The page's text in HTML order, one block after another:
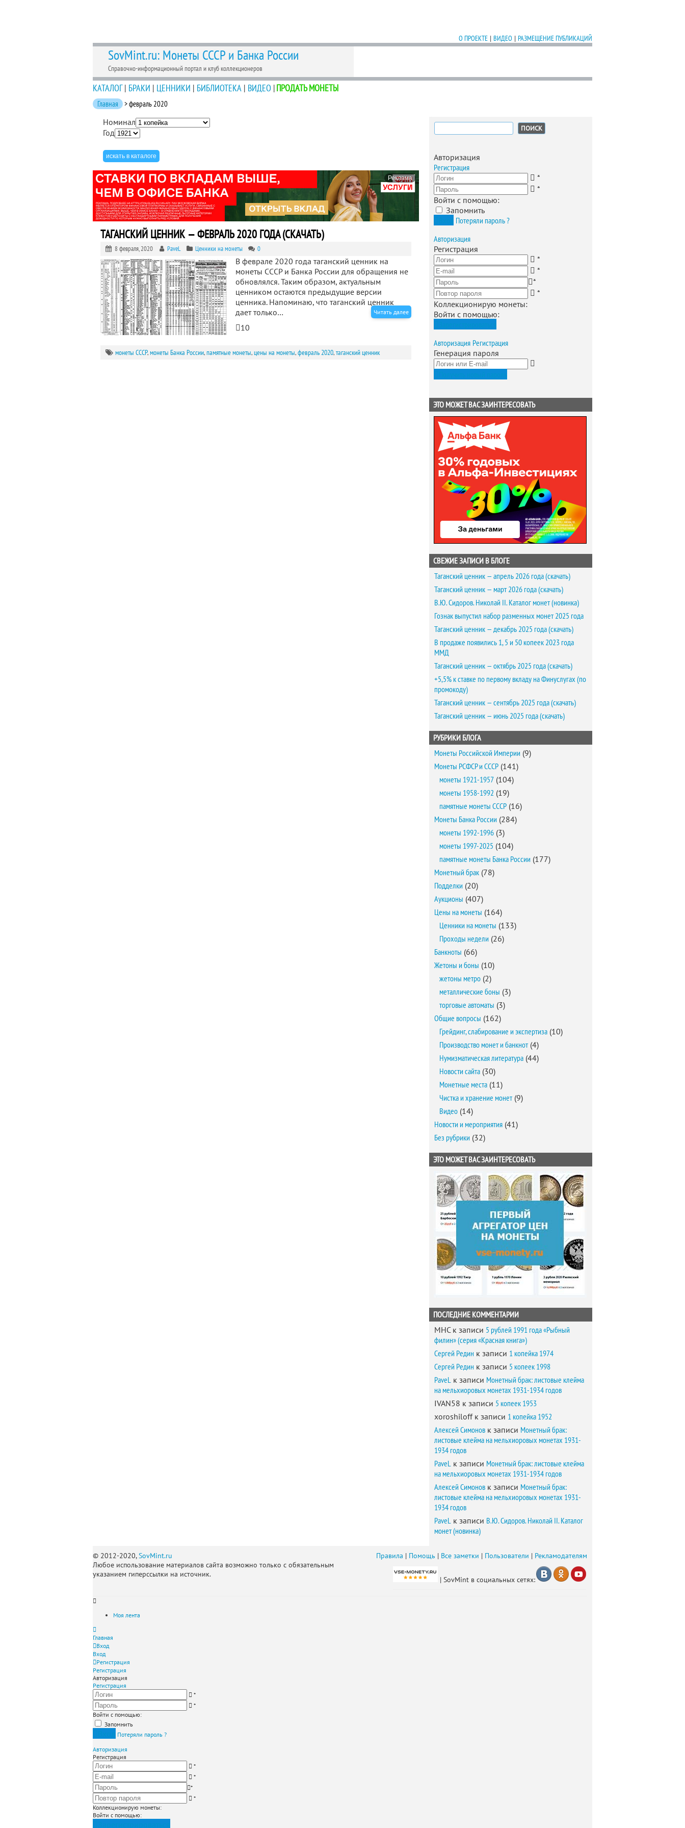
О ПРОЕКТЕ | ВИДЕО | РАЗМЕЩЕНИЕ ПУБЛИКАЦИЙ
SovMint.ru: Монеты СССР и Банка России
Справочно-информационный портал и клуб коллекционеров
КАТАЛОГ| БРАКИ | ЦЕННИКИ | БИБЛИОТЕКА | ВИДЕО |ПРОДАТЬ МОНЕТЫ
Главная > февраль 2020
Номинал
Год
Реклама
ТАГАНСКИЙ ЦЕННИК — ФЕВРАЛЬ 2020 ГОДА (СКАЧАТЬ)
8 февраля, 2020 PaveL Ценники на монеты 0
В феврале 2020 года таганский ценник на
монеты СССР и Банка России для обращения не
обновлялся. Таким образом, актуальным
ценником остаются предыдущие версии
ценника. Напоминаю, что таганский ценник
дает только…
10
Читать далее
монеты СССР,монеты Банка России,памятные монеты,цены на монеты,февраль 2020,таганский ценник
Найти:
Авторизация
Регистрация
*
*
Войти с помощью:
Запомнить
Потеряли пароль ?
Авторизация
Регистрация
*
*
*
*
Коллекционирую монеты:
Войти с помощью:
Авторизация Регистрация
Генерация пароля
ЭТО МОЖЕТ ВАС ЗАИНТЕРЕСОВАТЬ
СВЕЖИЕ ЗАПИСИ В БЛОГЕ
Таганский ценник — апрель 2026 года (скачать)
Таганский ценник — март 2026 года (скачать)
В.Ю. Сидоров. Николай II. Каталог монет (новинка)
Гознак выпустил набор разменных монет 2025 года
Таганский ценник — декабрь 2025 года (скачать)
В продаже появились 1, 5 и 50 копеек 2023 года
ММД
Таганский ценник — октябрь 2025 года (скачать)
+5,5% к ставке по первому вкладу на Финуслугах (по
промокоду)
Таганский ценник — сентябрь 2025 года (скачать)
Таганский ценник — июнь 2025 года (скачать)
РУБРИКИ БЛОГА
Монеты Российской Империи (9)
Монеты РСФСР и СССР (141)
монеты 1921-1957 (104)
монеты 1958-1992 (19)
памятные монеты СССР (16)
Монеты Банка России (284)
монеты 1992-1996 (3)
монеты 1997-2025 (104)
памятные монеты Банка России (177)
Монетный брак (78)
Подделки (20)
Аукционы (407)
Цены на монеты (164)
Ценники на монеты (133)
Проходы недели (26)
Банкноты (66)
Жетоны и боны (10)
жетоны метро (2)
металлические боны (3)
торговые автоматы (3)
Общие вопросы (162)
Грейдинг, слабирование и экспертиза (10)
Производство монет и банкнот(4)
Нумизматическая литература (44)
Новости сайта (30)
Монетные места (11)
Чистка и хранение монет(9)
Видео (14)
Новости и мероприятия (41)
Без рубрики (32)
ЭТО МОЖЕТ ВАС ЗАИНТЕРЕСОВАТЬ
ПОСЛЕДНИЕ КОММЕНТАРИИ
MHCк записи 5 рублей 1991 года «Рыбный
филин» (серия «Красная книга»)
Сергей Редин к записи 1 копейка 1974
Сергей Редин к записи 5 копеек 1998
PaveL к записи Монетный брак: листовые клейма
на мельхиоровых монетах 1931-1934 годов
IVAN58 к записи 5 копеек 1953
xoroshiloffк записи 1 копейка 1952
Алексей Симонов к записи Монетный брак:
листовые клейма на мельхиоровых монетах 1931-
1934 годов
PaveL к записи Монетный брак: листовые клейма
на мельхиоровых монетах 1931-1934 годов
Алексей Симонов к записи Монетный брак:
листовые клейма на мельхиоровых монетах 1931-
1934 годов
PaveL к записи В.Ю. Сидоров. Николай II. Каталог
монет (новинка)
© 2012-2020,SovMint.ru
Любое использование материалов сайта возможно только с обязательным
указанием гиперссылки на источник.
Правила | Помощь | Все заметки | Пользователи | Рекламодателям
| SovMint в социальных сетях:
Моя лента
Главная
Вход
Вход
Регистрация
Регистрация
Авторизация
Регистрация
*
*
Войти с помощью:
Запомнить
Потеряли пароль ?
Авторизация
Регистрация
*
*
*
*
Коллекционирую монеты:
Войти с помощью: